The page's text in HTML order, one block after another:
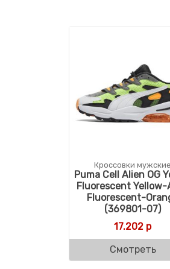
Кроссовки мужские
Puma Cell Alien OG
Fluorescent Yellow-
Fluorescent-
(369801-07)
17.202 р
Смотреть